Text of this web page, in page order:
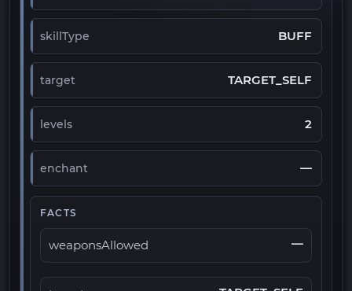
skillType BUFF
target TARGET_SELF
levels 2
enchant —
FACTS
weaponsAllowed —